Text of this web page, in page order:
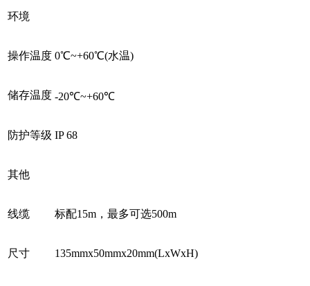
环境
操作温度 0℃~+60℃(⽔温)
储存温度 -20℃~+60℃
防护等级 IP 68
其他
线缆 标配15m，最多可选500m
尺寸 135mmx50mmx20mm(LxWxH)